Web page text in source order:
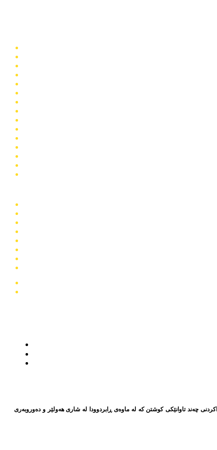
بە ئاشكراكردنی چەند تاوانێكی كوشتن كە لە ماوەی ڕابردوودا لە شاری هەولێر و دەوروبەری